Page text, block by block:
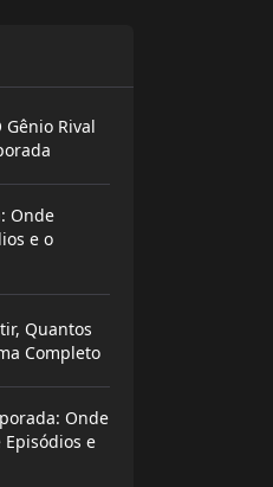
Gênio Rival
Onde
e o
Quantos
Completo
Onde
e